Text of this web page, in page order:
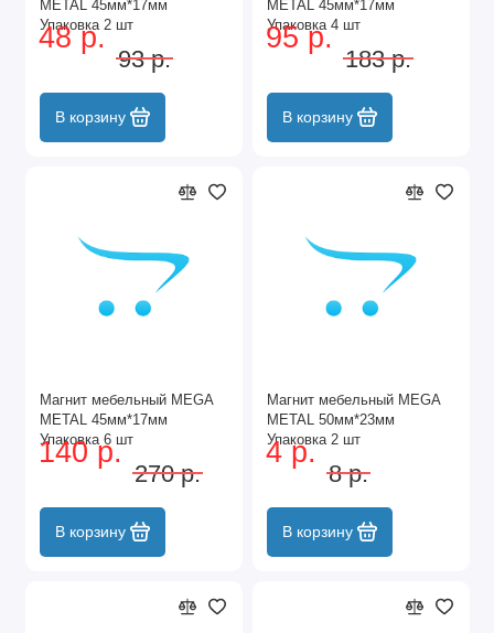
METAL 45мм*17мм
Упаковка 2 шт
48 р.
93 р.
В корзину
METAL 45мм*17мм
Упаковка 4 шт
95 р.
183 р.
В корзину
Магнит мебельный MEGA
METAL 45мм*17мм
Упаковка 6 шт
140 р.
270 р.
В корзину
Магнит мебельный MEGA
METAL 50мм*23мм
Упаковка 2 шт
4 р.
8 р.
В корзину